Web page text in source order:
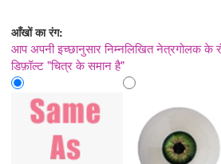
आँखों का रंग:
आप अपनी इच्छानुसार निम्नलिखित नेत्रगोलक के
डिफ़ॉल्ट "चित्र के समान है"